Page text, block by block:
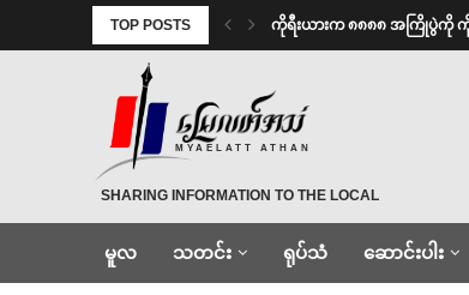
TOP POSTS ကိုရီးယားက ၈၈၈၈ အကြိုပွဲကို
MYAELATT ATHAN
SHARING INFORMATION TO THE LOCAL
မူလ သတင်း ရုပ်သံ ဆောင်းပါး